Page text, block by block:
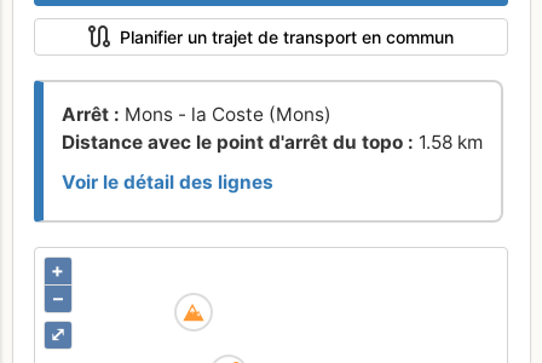
Planifier un trajet de transport en commun
Arrêt : Mons - la Coste (Mons)
Distance avec le point d'arrêt du topo : 1.58 km
Voir le détail des lignes
⤢
+
–